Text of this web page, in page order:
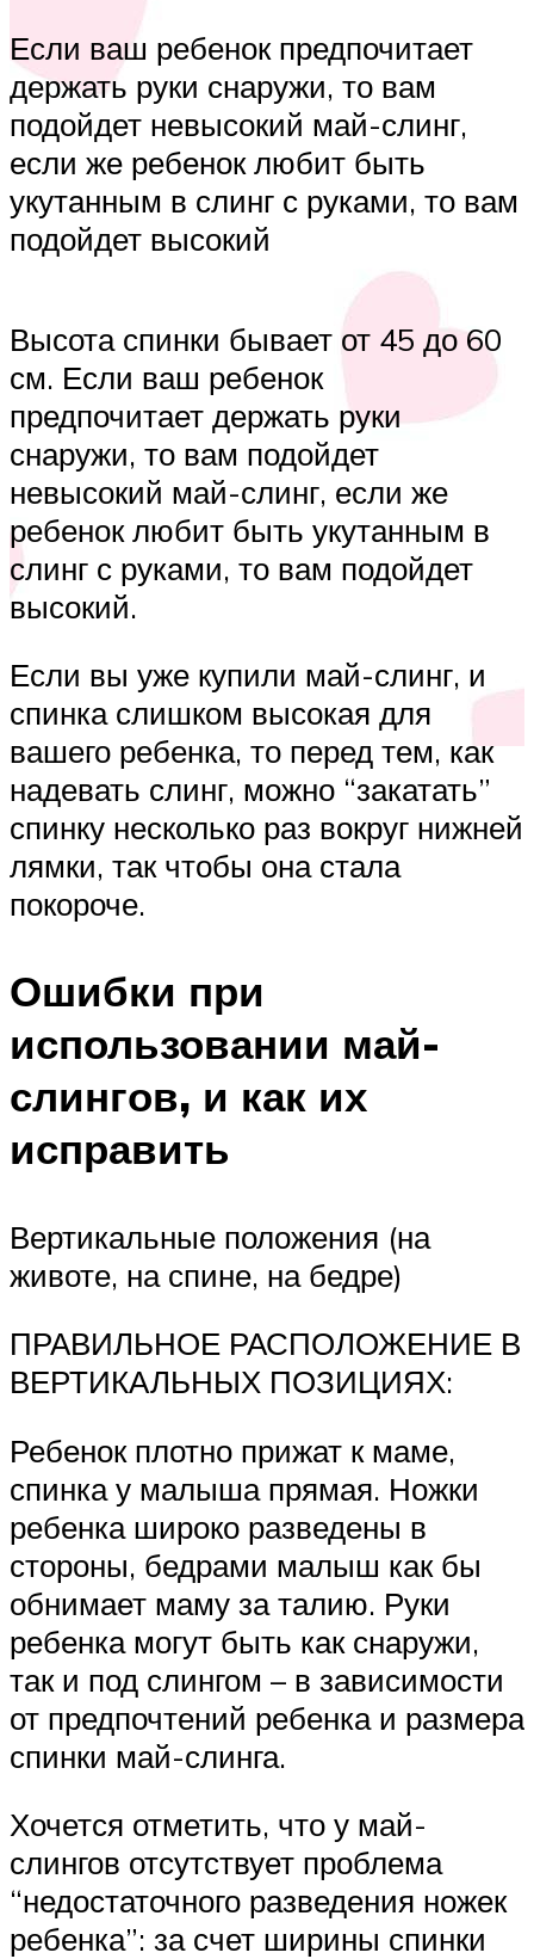
Если ваш ребенок предпочитает
держать руки снаружи, то вам
подойдет невысокий май-слинг,
если же ребенок любит быть
укутанным в слинг с руками, то вам
подойдет высокий
Высота спинки бывает от 45 до 60
см. Если ваш ребенок
предпочитает держать руки
снаружи, то вам подойдет
невысокий май-слинг, если же
ребенок любит быть укутанным в
слинг с руками, то вам подойдет
высокий.
Если вы уже купили май-слинг, и
спинка слишком высокая для
вашего ребенка, то перед тем, как
надевать слинг, можно “закатать”
спинку несколько раз вокруг нижней
лямки, так чтобы она стала
покороче.
Ошибки при
использовании май-
слингов, и как их
исправить
Вертикальные положения (на
животе, на спине, на бедре)
ПРАВИЛЬНОЕ РАСПОЛОЖЕНИЕ В
ВЕРТИКАЛЬНЫХ ПОЗИЦИЯХ:
Ребенок плотно прижат к маме,
спинка у малыша прямая. Ножки
ребенка широко разведены в
стороны, бедрами малыш как бы
обнимает маму за талию. Руки
ребенка могут быть как снаружи,
так и под слингом – в зависимости
от предпочтений ребенка и размера
спинки май-слинга.
Хочется отметить, что у май-
слингов отсутствует проблема
“недостаточного разведения ножек
ребенка”: за счет ширины спинки